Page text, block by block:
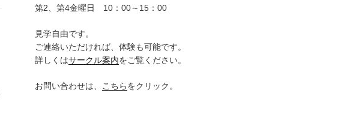
第2、第4金曜日 10：00～15：00
見学自由です。
ご連絡いただければ、体験も可能です。
詳しくはサークル案内をご覧ください。
お問い合わせは、 こちらをクリック。